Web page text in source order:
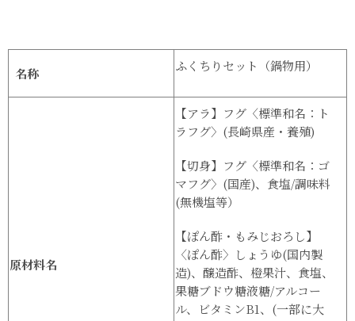
名称 ふくちりセット（鍋物用）
原材料名
【アラ】フグ〈標準和名：ト
ラフグ〉(長崎県産・養殖)
【切身】フグ〈標準和名：ゴ
マフグ〉(国産)、食塩/調味料
(無機塩等）
【ぽん酢・もみじおろし】
〈ぽん酢〉しょうゆ(国内製
造)、醸造酢、橙果汁、食塩、
果糖ブドウ糖液糖/アルコー
ル、ビタミンB1、(一部に大